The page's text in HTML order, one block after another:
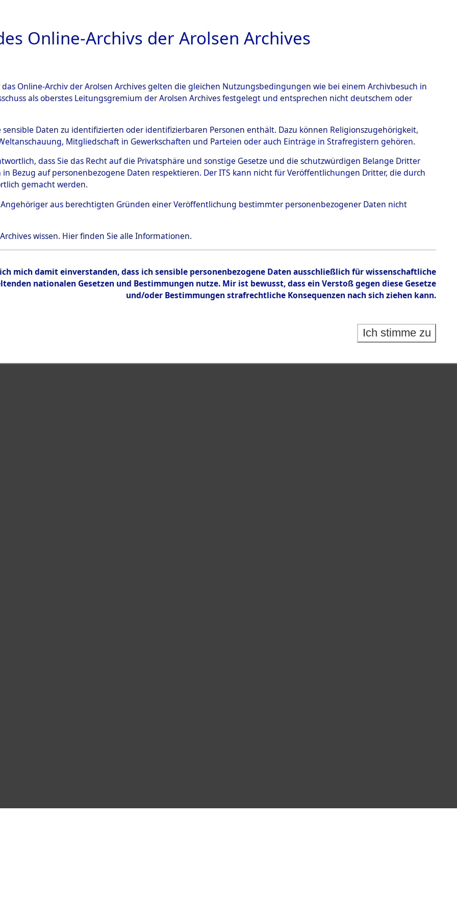
ARCHIVALE ÜBERSICHT BILD
0002 (108006893)
Person HERMANOWICZ, BOLESLAW
Bestand
Online-Archivs der Arolsen Archives
Online-Archiv der Arolsen Archives gelten die gleichen Nutzungsbedingungen wie bei einem Archivbesuch in
als oberstes Leitungsgremium der Arolsen Archives festgelegt und entsprechen nicht deutschem oder
sensible Daten zu identifizierten oder identifizierbaren Personen enthält. Dazu können Religionszugehörigkeit,
Mitgliedschaft in Gewerkschaften und Parteien oder auch Einträge in Strafregistern gehören.
dass Sie das Recht auf die Privatsphäre und sonstige Gesetze und die schutzwürdigen Belange Dritter
Bezug auf personenbezogene Daten respektieren. Der ITS kann nicht für Veröffentlichungen Dritter, die durch
gemacht werden.
Angehöriger aus berechtigten Gründen einer Veröffentlichung bestimmter personenbezogener Daten nicht
wissen. Hierfinden Sie alle Informationen.
mich damit einverstanden, dass ich sensible personenbezogene Daten ausschließlich für wissenschaftliche
nationalen Gesetzen und Bestimmungen nutze. Mir ist bewusst, dass ein Verstoß gegen diese Gesetze
und/oder Bestimmungen strafrechtliche Konsequenzen nach sich ziehen kann.
Ich stimme zu